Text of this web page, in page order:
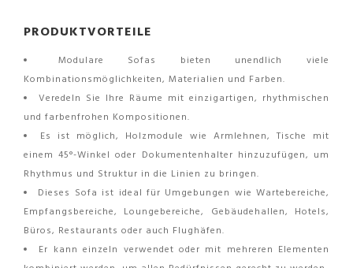
PRODUKTVORTEILE
Modulare Sofas bieten unendlich viele
Kombinationsmöglichkeiten, Materialien und Farben.
Veredeln Sie Ihre Räume mit einzigartigen, rhythmischen
und farbenfrohen Kompositionen.
Es ist möglich, Holzmodule wie Armlehnen, Tische mit
einem 45°-Winkel oder Dokumentenhalter hinzuzufügen, um
Rhythmus und Struktur in die Linien zu bringen.
Dieses Sofa ist ideal für Umgebungen wie Wartebereiche,
Empfangsbereiche, Loungebereiche, Gebäudehallen, Hotels,
Büros, Restaurants oder auch Flughäfen.
Er kann einzeln verwendet oder mit mehreren Elementen